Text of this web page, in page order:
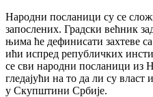
Народни посланици су се
запослених. Градски већник
њима ће дефинисати захтеве
ићи испред републичких
се сви народни посланици из
гледајући на то да ли су власт
у Скупштини Србије.